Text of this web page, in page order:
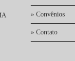
» Convênios
» Contato